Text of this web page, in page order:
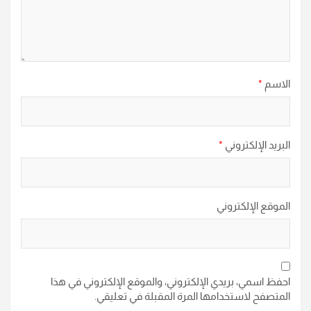
الاسم *
البريد الإلكتروني *
الموقع الإلكتروني
احفظ اسمي، بريدي الإلكتروني، والموقع الإلكتروني في هذا
المتصفح لاستخدامها المرة المقبلة في تعليقي.